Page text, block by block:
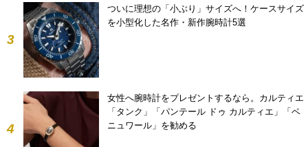
3
ついに理想の「小ぶり」サイズへ！ケースサイズ
を小型化した名作・新作腕時計5選
4
女性へ腕時計をプレゼントするなら。カルティエ
「タンク」「パンテール ドゥ カルティエ」「ベ
ニュワール」を勧める